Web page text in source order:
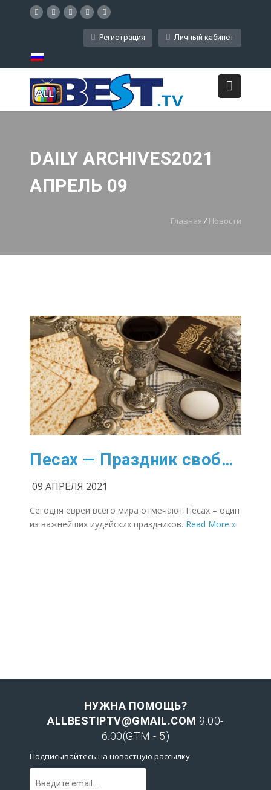
Личный кабинет
Регистрация
DAILY ARCHIVES2021
АПРЕЛЬ 09
Главная / Новости
Песах — Праздник свободы
09 АПРЕЛЯ 2021
Сегодня евреи всего мира отмечают Песах – один
из важнейших иудейских праздников. Read More »
НУЖНА ПОМОЩЬ?
ALLBESTIPTV@GMAIL.COM 9.00-
6.00(GTM - 5)
Подписывайтесь на новостную рассылку